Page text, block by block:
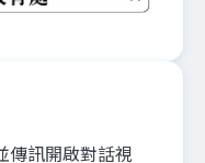
傳訊開啟對話視